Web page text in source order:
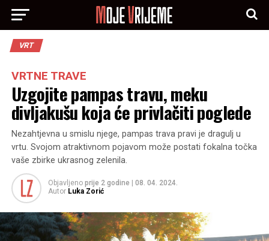
VRT
VRTNE TRAVE
Uzgojite pampas travu, meku
divljakušu koja će privlačiti poglede
Nezahtjevna u smislu njege, pampas trava pravi je dragulj u
vrtu. Svojom atraktivnom pojavom može postati fokalna točka
vaše zbirke ukrasnog zelenila.
Objavljeno prije 2 godine
08. 04. 2024.
Autor Luka Zorić